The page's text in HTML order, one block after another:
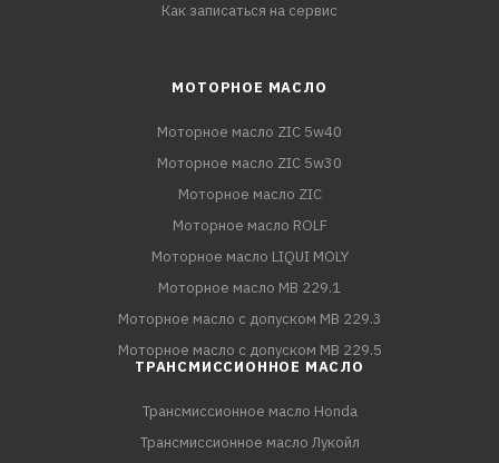
Как записаться на сервис
МОТОРНОЕ МАСЛО
Моторное масло ZIC 5w40
Моторное масло ZIC 5w30
Моторное масло ZIC
Моторное масло ROLF
Моторное масло LIQUI MOLY
Моторное масло MB 229.1
Моторное масло с допуском MB 229.3
Моторное масло с допуском MB 229.5
ТРАНСМИССИОННОЕ МАСЛО
Трансмиссионное масло Honda
Трансмиссионное масло Лукойл